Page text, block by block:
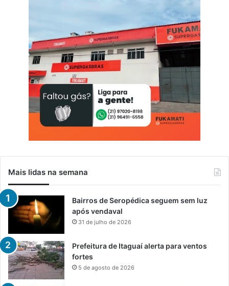
Mais lidas na semana
Bairros de Seropédica seguem sem luz
após vendaval
31 de julho de 2026
Prefeitura de Itaguaí alerta para ventos
fortes
5 de agosto de 2026